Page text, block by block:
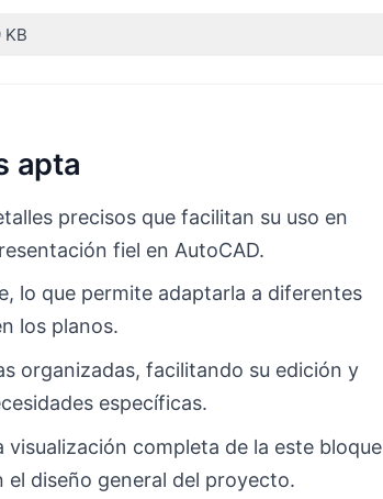
KB
apta
precisos que facilitan su uso en
fiel en AutoCAD.
lo que permite adaptarla a diferentes
los planos.
organizadas, facilitando su edición y
específicas.
completa de la este bloque
diseño general del proyecto.